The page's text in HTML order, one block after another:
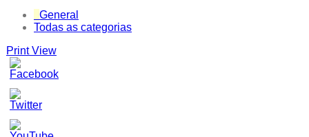
General
Todas as categorias
PrintView